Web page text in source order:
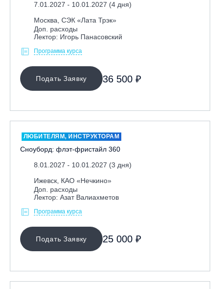
7.01.2027 - 10.01.2027 (4 дня)
Москва, СЭК «Лата Трэк»
Доп. расходы
Лектор: Игорь Панасовский
Программа курса
Подать Заявку 36 500 ₽
ЛЮБИТЕЛЯМ, ИНСТРУКТОРАМ
Сноуборд: флэт-фристайл 360
8.01.2027 - 10.01.2027 (3 дня)
Ижевск, КАО «Нечкино»
Доп. расходы
Лектор: Азат Валиахметов
Программа курса
Подать Заявку 25 000 ₽